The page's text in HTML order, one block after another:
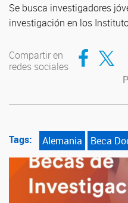
Se busca investigadores
investigación en los
Compartir en
redes sociales
Compartir en
Compartir
Tags: Alemania Beca